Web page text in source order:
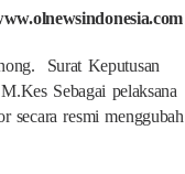
Surat Keputusan
Sebagai pelaksana
resmi menggubah